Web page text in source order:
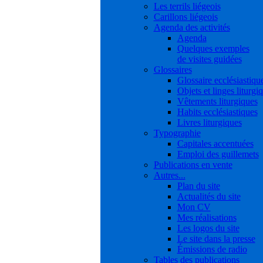
Les terrils liégeois
Carillons liégeois
Agenda des activités
Agenda
Quelques exemples
de visites guidées
Glossaires
Glossaire
Objets et linges
Vêtements liturgiques
Habits ecclésiastiques
Livres liturgiques
Typographie
Capitales accentuées
Emploi des guillemets
Publications en vente
Autres...
Plan du site
Actualités du site
Mon CV
Mes réalisations
Les logos du site
Le site dans la presse
Émissions de radio
Tables des publications